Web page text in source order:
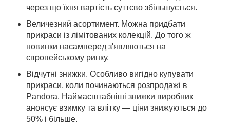
через що їхня вартість суттєво збільшується.
Величезний асортимент. Можна придбати
прикраси із лімітованих колекцій. До того ж
новинки насамперед з'являються на
європейському ринку.
Відчутні знижки. Особливо вигідно купувати
прикраси, коли починаються розпродажі в
Pandora. Наймасштабніші знижки виробник
анонсує взимку та влітку — ціни знижуються до
50% і більше.